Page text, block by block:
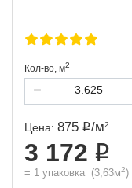
Кол-во, м2
Цена: 875 /м2
3 172
= 1 упаковка (3,63м2)